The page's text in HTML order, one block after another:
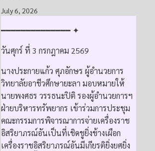
July 6, 2026
━━━━━━━━━━━━━━ ✦
วันศุกร์ ที่ 3 กรกฎาคม 2569
นางประกายแก้ว ศุภอักษร ผู้อำนวยการ
วิทยาลัยอาชีวศึกษายะลา มอบหมายให้
นายพงศธร วรรธนะปิติ รองผู้อำนวยการฯ
ฝ่ายบริหารทรัพยากร เข้าร่วมการประชุม
คณะกรรมการพิจารณาการจ่ายเครื่องราช
อิสริยาภรณ์อันเป็นที่เชิดชูยิ่งช้างเผือก
เครื่องราชอิสริยาภรณ์อันมีเกียรติยิ่งยศยิ่ง